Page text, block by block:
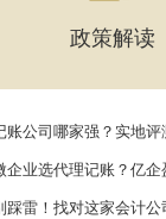
政策解读
账公司哪家强？实地评